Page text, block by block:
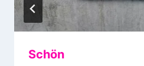
Schön